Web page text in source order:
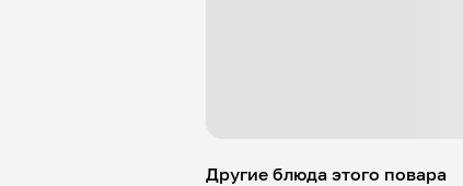
Другие блюда этого повара